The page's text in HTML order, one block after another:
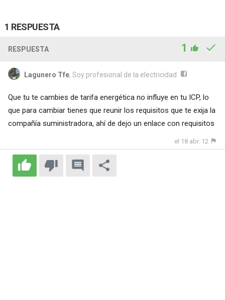
1 RESPUESTA
RESPUESTA 1
Lagunero Tfe, Soy profesional de la electricidad
Que tu te cambies de tarifa energética no influye en tu ICP, lo
que para cambiar tienes que reunir los requisitos que te exija la
compañía suministradora, ahí de dejo un enlace con requisitos
el 18 abr. 12